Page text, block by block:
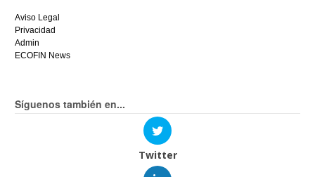
Aviso Legal
Privacidad
Admin
ECOFIN News
Síguenos también en...
Twitter